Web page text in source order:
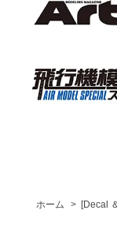
ホーム > [Decal